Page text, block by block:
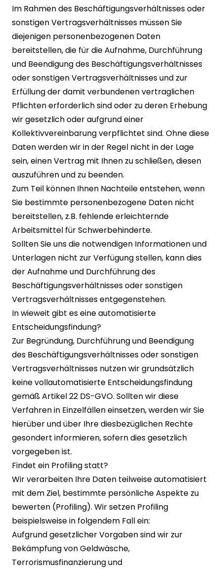
Im Rahmen des Beschäftigungsverhältnisses oder
sonstigen Vertragsverhältnisses müssen Sie
diejenigen personenbezogenen Daten
bereitstellen, die für die Aufnahme, Durchführung
und Beendigung des Beschäftigungsverhältnisses
oder sonstigen Vertragsverhältnisses und zur
Erfüllung der damit verbundenen vertraglichen
Pflichten erforderlich sind oder zu deren Erhebung
wir gesetzlich oder aufgrund einer
Kollektivvereinbarung verpflichtet sind. Ohne diese
Daten werden wir in der Regel nicht in der Lage
sein, einen Vertrag mit Ihnen zu schließen, diesen
auszuführen und zu beenden.
Zum Teil können Ihnen Nachteile entstehen, wenn
Sie bestimmte personenbezogene Daten nicht
bereitstellen, z.B. fehlende erleichternde
Arbeitsmittel für Schwerbehinderte.
Sollten Sie uns die notwendigen Informationen und
Unterlagen nicht zur Verfügung stellen, kann dies
der Aufnahme und Durchführung des
Beschäftigungsverhältnisses oder sonstigen
Vertragsverhältnisses entgegenstehen.
In wieweit gibt es eine automatisierte
Entscheidungsfindung?
Zur Begründung, Durchführung und Beendigung
des Beschäftigungsverhältnisses oder sonstigen
Vertragsverhältnisses nutzen wir grundsätzlich
keine vollautomatisierte Entscheidungsfindung
gemäß Artikel 22 DS-GVO. Sollten wir diese
Verfahren in Einzelfällen einsetzen, werden wir Sie
hierüber und über Ihre diesbezüglichen Rechte
gesondert informieren, sofern dies gesetzlich
vorgegeben ist.
Findet ein Profiling statt?
Wir verarbeiten Ihre Daten teilweise automatisiert
mit dem Ziel, bestimmte persönliche Aspekte zu
bewerten (Profiling). Wir setzen Profiling
beispielsweise in folgendem Fall ein:
Aufgrund gesetzlicher Vorgaben sind wir zur
Bekämpfung von Geldwäsche,
Terrorismusfinanzierung und